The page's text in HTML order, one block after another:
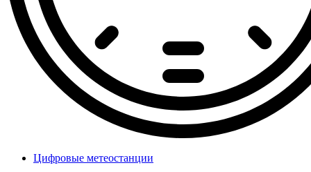
Цифровые метеостанции